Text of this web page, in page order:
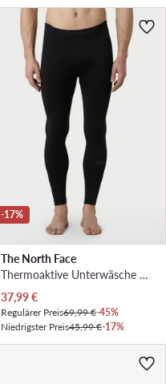
-17%
The North Face
Thermoaktive Unterwäsche Unterteil · Schwarz
Aktueller Preis
37,99€
Regulärer Preis69,99 €-45%
Niedrigster Preis45,99 €-17%